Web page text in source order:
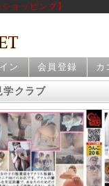
ョッピング】
ン 会員登録 カ
学クラブ